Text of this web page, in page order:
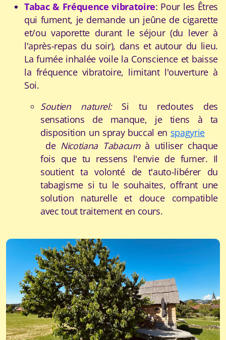
Tabac & Fréquence vibratoire: Pour les Êtres
qui fument, je demande un jeûne de cigarette
et/ou vaporette durant le séjour (du lever à
l'après-repas du soir), dans et autour du lieu.
La fumée inhalée voile la Conscience et baisse
la fréquence vibratoire, limitant l'ouverture à
Soi.
Soutien naturel:Si tu redoutes des
sensations de manque, je tiens à ta
disposition un spray buccal en spagyrie
de Nicotiana Tabacumà utiliser chaque
fois que tu ressens l'envie de fumer. Il
soutient ta volonté de t'auto-libérer du
tabagisme si tu le souhaites, offrant une
solution naturelle et douce compatible
avec tout traitement en cours.